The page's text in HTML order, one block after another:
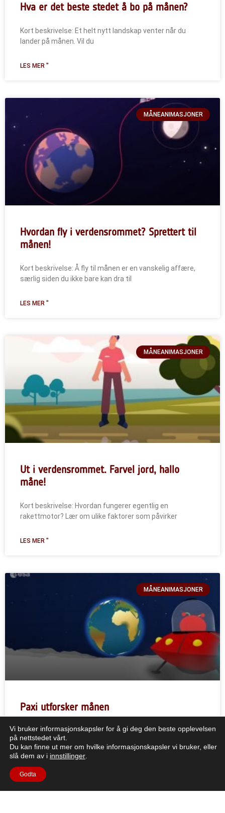
Hva er det beste stedet å bo på månen?
Kort beskrivelse: Et helt nytt landskap venter når du
lander på månen. Vil du
LES MER "
MÅNEANIMASJONER
Hvordan fly i verdensrommet? Sprettert til
månen!
Kort beskrivelse: Å fly til månen er en vanskelig affære,
særlig siden du ikke bare kan dra til
LES MER "
MÅNEANIMASJONER
Ut i verdensrommet. Farvel jord, hallo
måne!
Kort beskrivelse: Hvordan fungerer egentlig en
rakettmotor? Lær om ulike faktorer som påvirker
LES MER "
MÅNEANIMASJONER
Paxi utforsker månen
Kort beskrivelse: Bli med Paxi når han utforsker månen. I
denne videoen, som er rettet mot barn
LES MER "
Vi bruker informasjonskapsler for å gi deg den beste opplevelsen
på nettstedet vårt.
Du kan finne ut mer om hvilke informasjonskapsler vi bruker, eller
slå dem av i innstillinger
Godta